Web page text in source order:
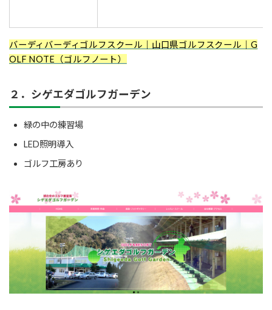
バーディバーディゴルフスクール｜山口県ゴルフスクール｜G
OLF NOTE（ゴルフノート）
２．シゲエダゴルフガーデン
緑の中の練習場
LED照明導入
ゴルフ工房あり